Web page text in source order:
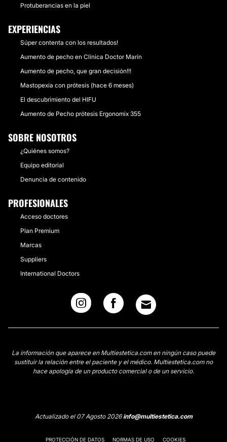
Protuberancias en la piel
EXPERIENCIAS
Súper contenta con los resultados!
Aumento de pecho en Clínica Doctor Marín
Aumento de pecho, que gran decisión!!!
Mastopexia con prótesis (hace 6 meses)
El descubrimiento del HIFU
Aumento de Pecho prótesis Ergonomix 355
SOBRE NOSOTROS
¿Quiénes somos?
Equipo editorial
Denuncia de contenido
PROFESIONALES
Acceso doctores
Plan Premium
Marcas
Suppliers
International Doctors
La información que aparece en Multiestetica.com en ningún caso puede
sustituir la relación entre el paciente y el médico. Multiestetica.com no
hace apología de un producto comercial o de un servicio.
Actualizado el 07 Agosto 2026info@multiestetica.com
PROTECCIÓN DE DATOS NORMAS DE USO COOKIES